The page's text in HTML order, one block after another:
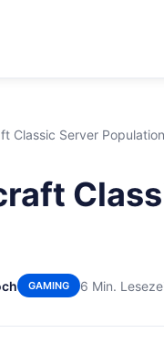
Classic Server Population
GAMING 6 Min.